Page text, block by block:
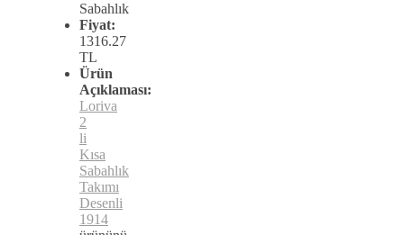
Sabahlık
Fiyat:
1316.27
TL
Ürün
Açıklaması:
Loriva
2
li
Kısa
Sabahlık
Takımı
Desenli
1914